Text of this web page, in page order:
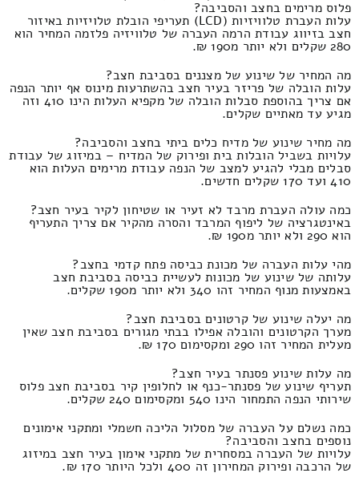
פלוס מרימים בחצב והסביבה?
עלות העברת טלוויזיות (LCD) תעריפי הובלת טלויזיות באיזור
חצב בזיווג עבודת הרמה העברה של טלוויזיה פלזמה המחיר הוא
280 שקלים ולא יותר מ190 ₪.
מה המחיר של שינוע של מצננים בסביבת חצב?
עלות הובלה של פריזר בעיר חצב בהשתרעות מינוס אף יותר הנפה
אם צריך בהוספת סבלות הובלה של מקפיא העלות הינו 410 וזה
מגיע עד מאתיים שקלים.
מה מחיר שינוע של מדיח כלים ביתי בחצב והסביבה?
עלויות בשביל הובלות בית ופירוק של המדיח – במיזוג של עבודת
סבלים מבלי להגיע למצב של הנפה עבודת מרימים העלות הוא
410 ועד 170 שקלים חדשים.
כמה עולה העברת מרבד לא זעיר או שטיחון לקיר בעיר חצב?
באינטגרציה של ליפוף המרבד והסרה מהקיר אם צריך התעריף
הוא 290 ולא יותר מ190 ₪.
מהי עלות העברה של מכונת כביסה פתח קדמי בחצב?
עלותה של שינוע של מכונות לעשיית כביסה בסביבת חצב
באמצעות מנוף המחיר זהו 340 ולא יותר מ190 שקלים.
מה יעלה שינוע של קרטונים בסביבת חצב?
מערך הקרטונים והובלה אפילו בבתי מגורים בסביבת חצב שאין
מעלית המחיר זהו 290 ומקסימום 170 ₪.
מה עלות שינוע פסנתר בעיר חצב?
תעריף שינוע של פסנתר-כנף או לחלופין קיר בסביבת חצב פלוס
שירותי הנפה התמחור הינו 540 ומקסימום 240 שקלים.
כמה נשלם על העברה של מסלול הליכה חשמלי ומתקני אימונים
נוספים בחצב והסביבה?
עלויות של העברה במסחרית של מתקני אימון בעיר חצב במיזוג
של הרכבה ופירוק המחירון זה 400 ולכל היותר 170 ₪.